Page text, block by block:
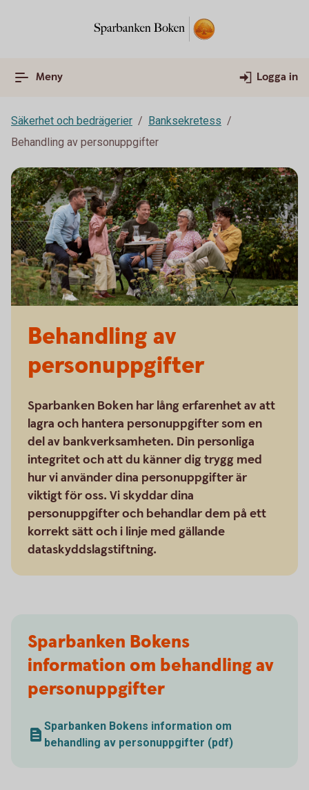
Meny Logga in
Säkerhet och bedrägerier
Banksekretess
Behandling av personuppgifter
Behandling av
personuppgifter
Sparbanken Boken har lång erfarenhet av att
lagra och hantera personuppgifter som en
del av bankverksamheten. Din personliga
integritet och att du känner dig trygg med
hur vi använder dina personuppgifter är
viktigt för oss. Vi skyddar dina
personuppgifter och behandlar dem på ett
korrekt sätt och i linje med gällande
dataskyddslagstiftning.
Sparbanken Bokens
information om behandling av
personuppgifter
Sparbanken Bokens information om
behandling av personuppgifter (pdf)